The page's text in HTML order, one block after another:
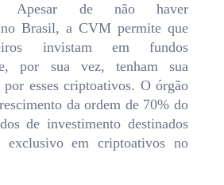
Apesar de não haver
no Brasil, a CVM permite que
invistam em fundos
por sua vez, tenham sua
esses criptoativos. O órgão
da ordem de 70% do
de investimento destinados
exclusivo em criptoativos no